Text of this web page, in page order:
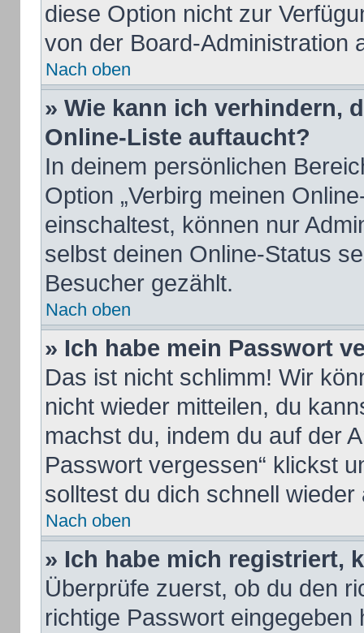
diese Option nicht zur
von der Board-Administration
Nach oben
» Wie kann ich verhindern,
Online-Liste auftaucht?
In deinem persönlichen
Option „Verbirg meinen
einschaltest, können nur
selbst deinen Online-Status
Besucher gezählt.
Nach oben
» Ich habe mein Passwort
Das ist nicht schlimm! Wir
nicht wieder mitteilen, du
machst du, indem du auf der
Passwort vergessen“ klickst
solltest du dich schnell
Nach oben
» Ich habe mich registriert,
Überprüfe zuerst, ob du den
richtige Passwort